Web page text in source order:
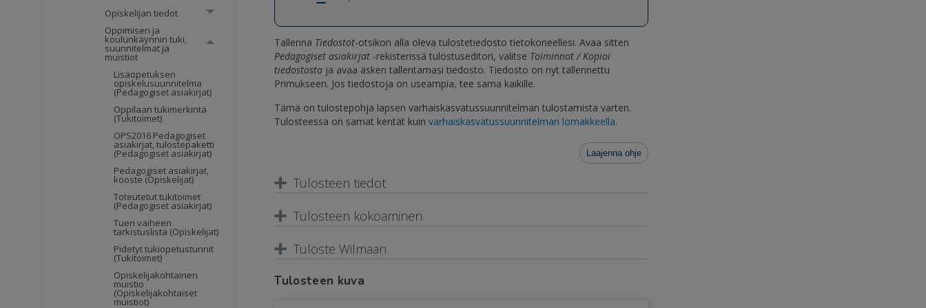
Opiskelijan tiedot
Oppimisen ja
koulunkäynnin tuki,
suunnitelmat ja
muistiot
Lisäopetuksen
opiskelusuunnitelma
(Pedagogiset asiakirjat)
Oppilaan tukimerkintä
(Tukitoimet)
OPS2016 Pedagogiset
asiakirjat, tulostepaketti
(Pedagogiset asiakirjat)
Pedagogiset asiakirjat,
kooste (Opiskelijat)
Toteutetut tukitoimet
(Pedagogiset asiakirjat)
Tuen vaiheen
tarkistuslista (Opiskelijat)
Pidetyt tukiopetustunnit
(Tukitoimet)
Opiskelijakohtainen
muistio
(Opiskelijakohtaiset
muistiot)
Tallenna Tiedostot-otsikon alla oleva tulostetiedosto tietokoneellesi. Avaa sitten
Pedagogiset asiakirjat -rekisterissä tulostuseditori, valitse Toiminnot / Kopioi
tiedostosta ja avaa äsken tallentamasi tiedosto. Tiedosto on nyt tallennettu
Primukseen. Jos tiedostoja on useampia, tee sama kaikille.
Tämä on tulostepohja lapsen varhaiskasvatussuunnitelman tulostamista varten.
Tulosteessa on samat kentät kuinvarhaiskasvatussuunnitelman lomakkeella.
Laajenna ohje
Tulosteen tiedot
Tulosteen kokoaminen
Tuloste Wilmaan
Tulosteen kuva